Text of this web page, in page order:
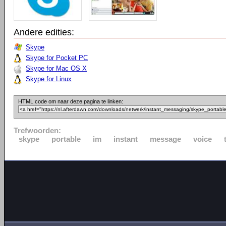
Andere edities:
Skype
Skype for Pocket PC
Skype for Mac OS X
Skype for Linux
HTML code om naar deze pagina te linken:
Trefwoorden:
skype
portable im instant message voice